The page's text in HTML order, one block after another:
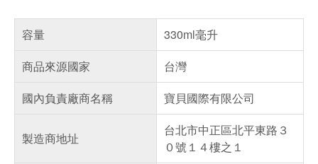
容量
330ml毫升
商品來源國家
台灣
國內負責廠商名稱
寶貝國際有限公司
製造商地址
台北市中正區北平東路３
０號１４樓之１